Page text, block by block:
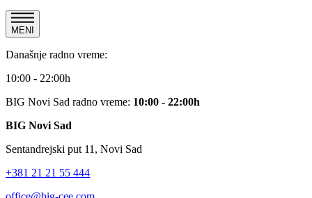
MENI
Današnje radno vreme:
10:00 - 22:00h
BIG Novi Sad radno vreme: 10:00 - 22:00h
BIG Novi Sad
Sentandrejski put 11, Novi Sad
+381 21 21 55 444